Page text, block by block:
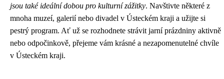
jsou také ideální dobou pro kulturní zážitky. Navštivte některé z
mnoha muzeí, galerií nebo divadel v Ústeckém kraji a užijte si
pestrý program. Ať už se rozhodnete strávit jarní prázdniny aktivně
nebo odpočinkově, přejeme vám krásné a nezapomenutelné chvíle
v Ústeckém kraji.